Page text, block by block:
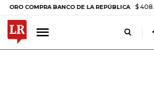
COMPRA BANCO DE LA REPÚBLICA $ 408.498,97